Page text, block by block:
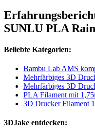
SUNLU PLA
Beliebte Kategorien:
Bambu Lab AMS
Mehrfärbiges 3D
Mehrfärbiges 3D
PLA Filament mit
3D Drucker Filament
3DJake entdecken: